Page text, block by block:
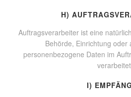
H)
Auftragsverarbeiter ist eine
Behörde, Einrichtung oder
personenbezogene Daten im
I)